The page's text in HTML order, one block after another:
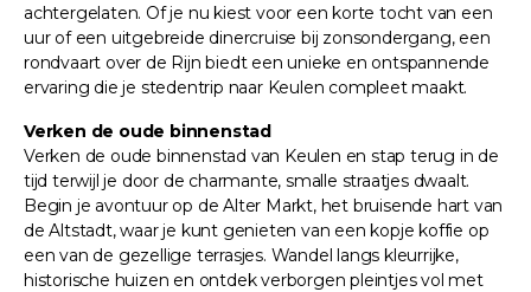
achtergelaten. Of je nu kiest voor een korte tocht van een
uur of een uitgebreide dinercruise bij zonsondergang, een
rondvaart over de Rijn biedt een unieke en ontspannende
ervaring die je stedentrip naar Keulen compleet maakt.
Verken de oude binnenstad
Verken de oude binnenstad van Keulen en stap terug in de
tijd terwijl je door de charmante, smalle straatjes dwaalt.
Begin je avontuur op de Alter Markt, het bruisende hart van
de Altstadt, waar je kunt genieten van een kopje koffie op
een van de gezellige terrasjes. Wandel langs kleurrijke,
historische huizen en ontdek verborgen pleintjes vol met